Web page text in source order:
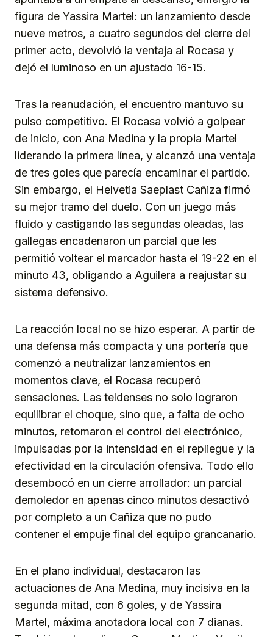
figura de Yassira Martel: un lanzamiento desde
nueve metros, a cuatro segundos del cierre del
primer acto, devolvió la ventaja al Rocasa y
dejó el luminoso en un ajustado 16-15.
Tras la reanudación, el encuentro mantuvo su
pulso competitivo. El Rocasa volvió a golpear
de inicio, con Ana Medina y la propia Martel
liderando la primera línea, y alcanzó una ventaja
de tres goles que parecía encaminar el partido.
Sin embargo, el Helvetia Saeplast Cañiza firmó
su mejor tramo del duelo. Con un juego más
fluido y castigando las segundas oleadas, las
gallegas encadenaron un parcial que les
permitió voltear el marcador hasta el 19-22 en el
minuto 43, obligando a Aguilera a reajustar su
sistema defensivo.
La reacción local no se hizo esperar. A partir de
una defensa más compacta y una portería que
comenzó a neutralizar lanzamientos en
momentos clave, el Rocasa recuperó
sensaciones. Las teldenses no solo lograron
equilibrar el choque, sino que, a falta de ocho
minutos, retomaron el control del electrónico,
impulsadas por la intensidad en el repliegue y la
efectividad en la circulación ofensiva. Todo ello
desembocó en un cierre arrollador: un parcial
demoledor en apenas cinco minutos desactivó
por completo a un Cañiza que no pudo
contener el empuje final del equipo grancanario.
En el plano individual, destacaron las
actuaciones de Ana Medina, muy incisiva en la
segunda mitad, con 6 goles, y de Yassira
Martel, máxima anotadora local con 7 dianas.